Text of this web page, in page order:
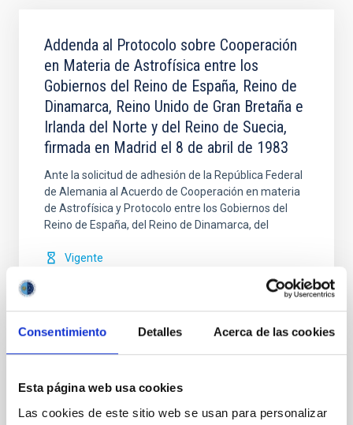
Consentimiento Detalles Acerca de las cookies
Esta página web usa cookies
Las cookies de este sitio web se usan para personalizar
Addenda al Protocolo sobre Cooperación
en Materia de Astrofísica entre los
Gobiernos del Reino de España, Reino de
Dinamarca, Reino Unido de Gran Bretaña e
Irlanda del Norte y del Reino de Suecia,
firmada en Madrid el 8 de abril de 1983
Ante la solicitud de adhesión de la República Federal
de Alemania al Acuerdo de Cooperación en materia
de Astrofísica y Protocolo entre los Gobiernos del
Reino de España, del Reino de Dinamarca, del
Vigente
Modificación nº 1 a la Carta Acuerdo sobre